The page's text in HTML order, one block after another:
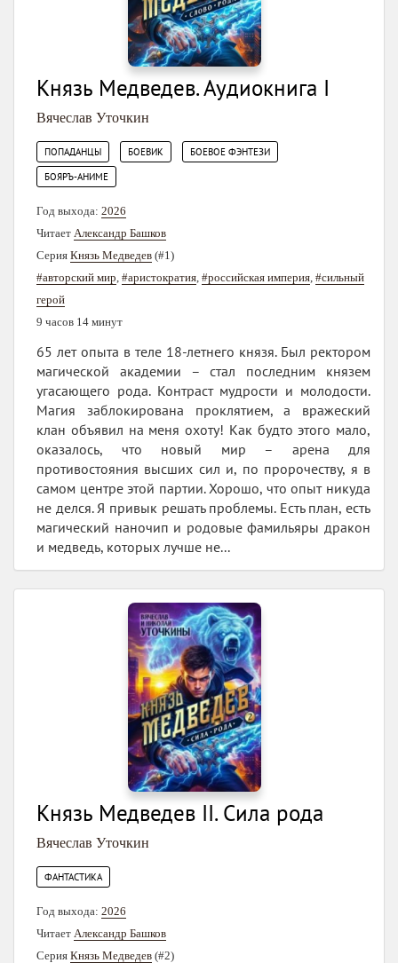
Князь Медведев. Аудиокнига I
Вячеслав Уточкин
ПОПАДАНЦЫ БОЕВИК БОЕВОЕ ФЭНТЕЗИ
БОЯРЪ-АНИМЕ
Год выхода: 2026
Читает Александр Башков
Серия Князь Медведев (#1)
#авторский мир #аристократия #российская империя #сильный
герой
9 часов 14 минут
65 лет опыта в теле 18-летнего князя. Был ректором
магической академии – стал последним князем
угасающего рода. Контраст мудрости и молодости.
Магия заблокирована проклятием, а вражеский
клан объявил на меня охоту! Как будто этого мало,
оказалось, что новый мир – арена для
противостояния высших сил и, по пророчеству, я в
самом центре этой партии. Хорошо, что опыт никуда
не делся. Я привык решать проблемы. Есть план, есть
магический наночип и родовые фамильяры дракон
и медведь, которых лучше не...
Князь Медведев II. Сила рода
Вячеслав Уточкин
ФАНТАСТИКА
Год выхода: 2026
Читает Александр Башков
Серия Князь Медведев (#2)